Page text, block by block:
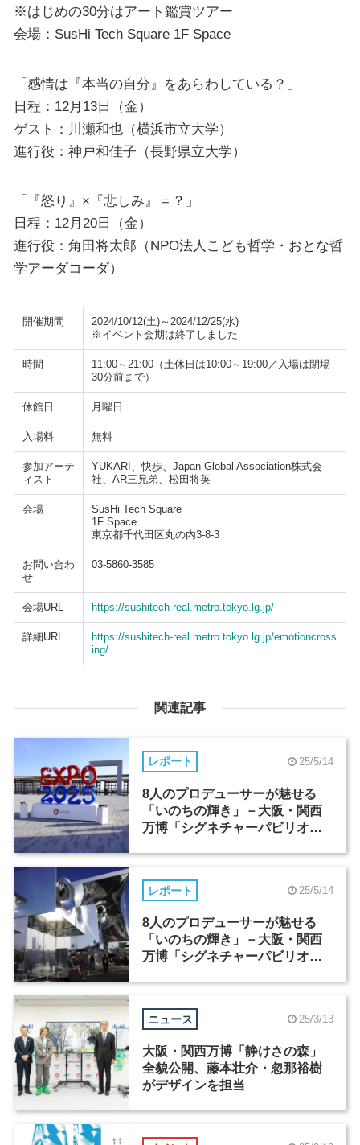
※はじめの30分はアート鑑賞ツアー
会場：SusHi Tech Square 1F Space
「感情は『本当の自分』をあらわしている？」
日程：12月13日（金）
ゲスト：川瀬和也（横浜市立大学）
進行役：神戸和佳子（長野県立大学）
「『怒り』×『悲しみ』＝？」
日程：12月20日（金）
進行役：角田将太郎（NPO法人こども哲学・おとな哲
学アーダコーダ）
開催期間
2024/10/12(土)～2024/12/25(水)
※イベント会期は終了しました
時間
11:00～21:00（土休日は10:00～19:00／入場は閉場
30分前まで）
休館日 月曜日
入場料 無料
参加アーテ
ィスト
YUKARI、快歩、Japan Global Association株式会
社、AR三兄弟、松田将英
会場
SusHi Tech Square
1F Space
東京都千代田区丸の内3-8-3
お問い合わ
せ
03-5860-3585
会場URL https://sushitech-real.metro.tokyo.lg.jp/
詳細URL
https://sushitech-real.metro.tokyo.lg.jp/emotioncross
ing/
関連記事
レポート 25/5/14
8人のプロデューサーが魅せる
「いのちの輝き」－大阪・関西
万博「シグネチャーパビリオ
レポート 25/5/14
8人のプロデューサーが魅せる
「いのちの輝き」－大阪・関西
万博「シグネチャーパビリオ
ニュース 25/3/13
大阪・関西万博「静けさの森」
全貌公開、藤本壮介・忽那裕樹
がデザインを担当